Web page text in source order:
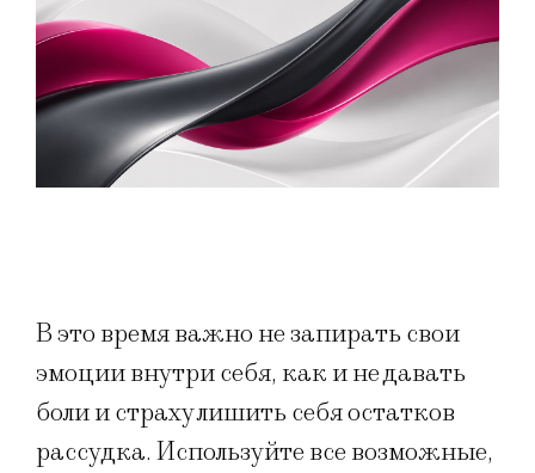
В это время важно не запирать свои
эмоции внутри себя, как и не давать
боли и страху лишить себя остатков
рассудка. Используйте все возможные,